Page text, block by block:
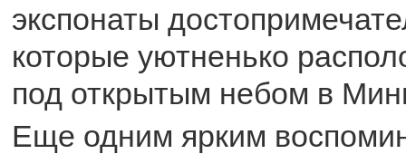
экспонаты
которые уютненько
под открытым небом в
Еще одним ярким